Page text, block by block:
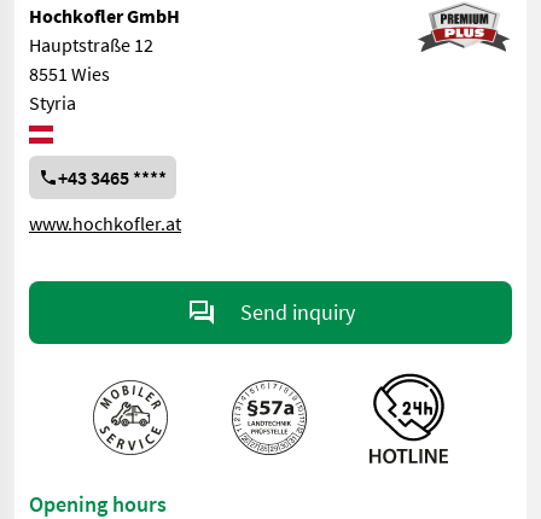
Hochkofler GmbH
Hauptstraße 12
8551 Wies
Styria
+43 3465 ****
www.hochkofler.at
Send inquiry
Opening hours